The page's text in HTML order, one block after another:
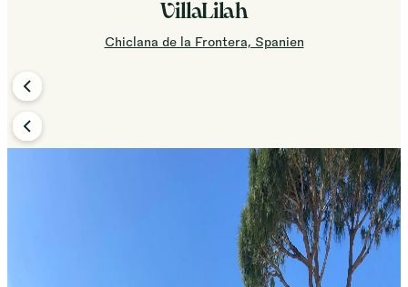
VillaLilah
Chiclana de la Frontera, Spanien